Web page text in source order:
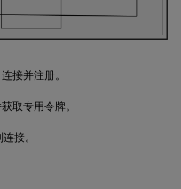
接并注册。
取专用令牌。
接。